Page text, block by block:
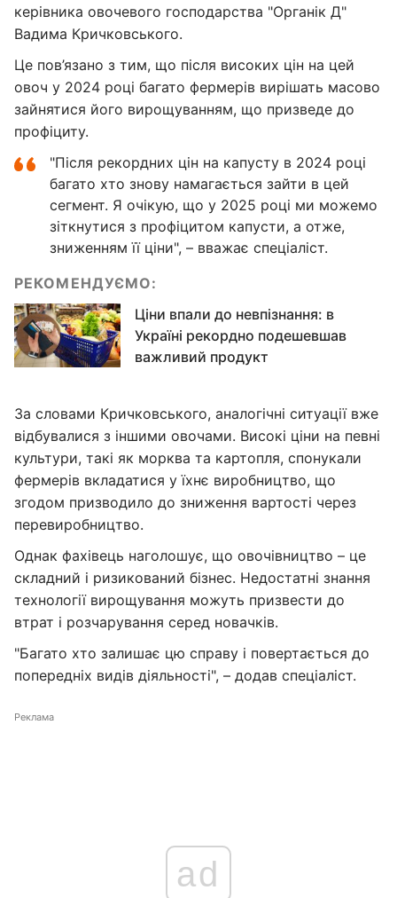
керівника овочевого господарства "‎Органік Д"‎
Вадима Кричковського.
Це пов’язано з тим, що після високих цін на цей
овоч у 2024 році багато фермерів вирішать масово
зайнятися його вирощуванням, що призведе до
профіциту.
"‎Після рекордних цін на капусту в 2024 році
багато хто знову намагається зайти в цей
сегмент. Я очікую, що у 2025 році ми можемо
зіткнутися з профіцитом капусти, а отже,
зниженням її ціни"‎, – вважає спеціаліст.
РЕКОМЕНДУЄМО:
Ціни впали до невпізнання: в
Україні рекордно подешевшав
важливий продукт
За словами Кричковського, аналогічні ситуації вже
відбувалися з іншими овочами. Високі ціни на певні
культури, такі як морква та картопля, спонукали
фермерів вкладатися у їхнє виробництво, що
згодом призводило до зниження вартості через
перевиробництво.
Однак фахівець наголошує, що овочівництво – це
складний і ризикований бізнес. Недостатні знання
технології вирощування можуть призвести до
втрат і розчарування серед новачків.
"‎Багато хто залишає цю справу і повертається до
попередніх видів діяльності"‎, – додав спеціаліст.
Реклама
ad